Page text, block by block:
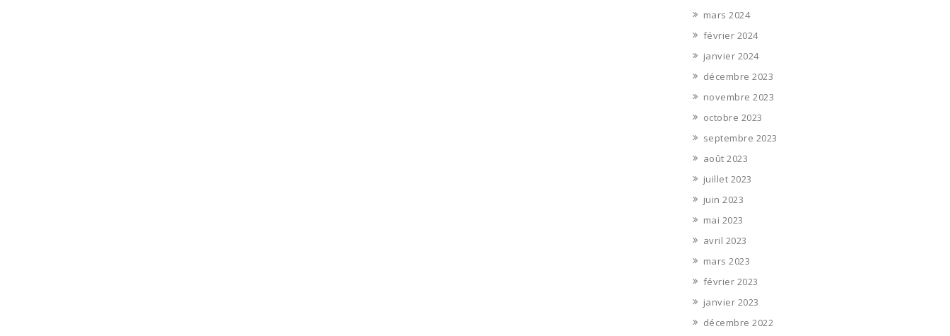
mars 2024
février 2024
janvier 2024
décembre 2023
novembre 2023
octobre 2023
septembre 2023
août 2023
juillet 2023
juin 2023
mai 2023
avril 2023
mars 2023
février 2023
janvier 2023
décembre 2022